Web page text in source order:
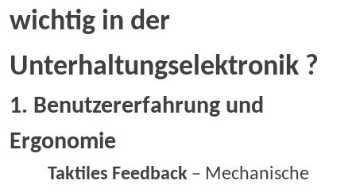
wichtig in der
Unterhaltungselektronik ?
1. Benutzererfahrung und
Ergonomie
Taktiles Feedback – Mechanische